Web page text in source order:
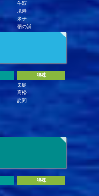
牛窓
境港
米子
鞆の浦
特殊
来島
高松
詫間
特殊